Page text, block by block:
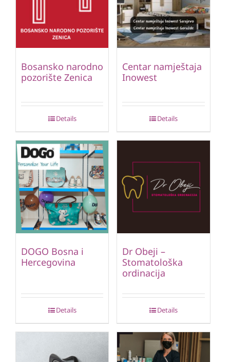
Bosansko narodno
pozorište Zenica
Details
Centar namještaja
Inowest
Details
DOGO Bosna i
Hercegovina
Details
Dr Obeji –
Stomatološka
ordinacija
Details